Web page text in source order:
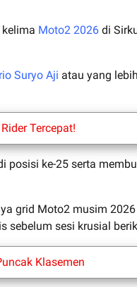
Moto2 2026 di
Suryo Aji atau yang
Tercepat!
ke-25 serta
grid Moto2 musim
sebelum sesi krusial
Klasemen